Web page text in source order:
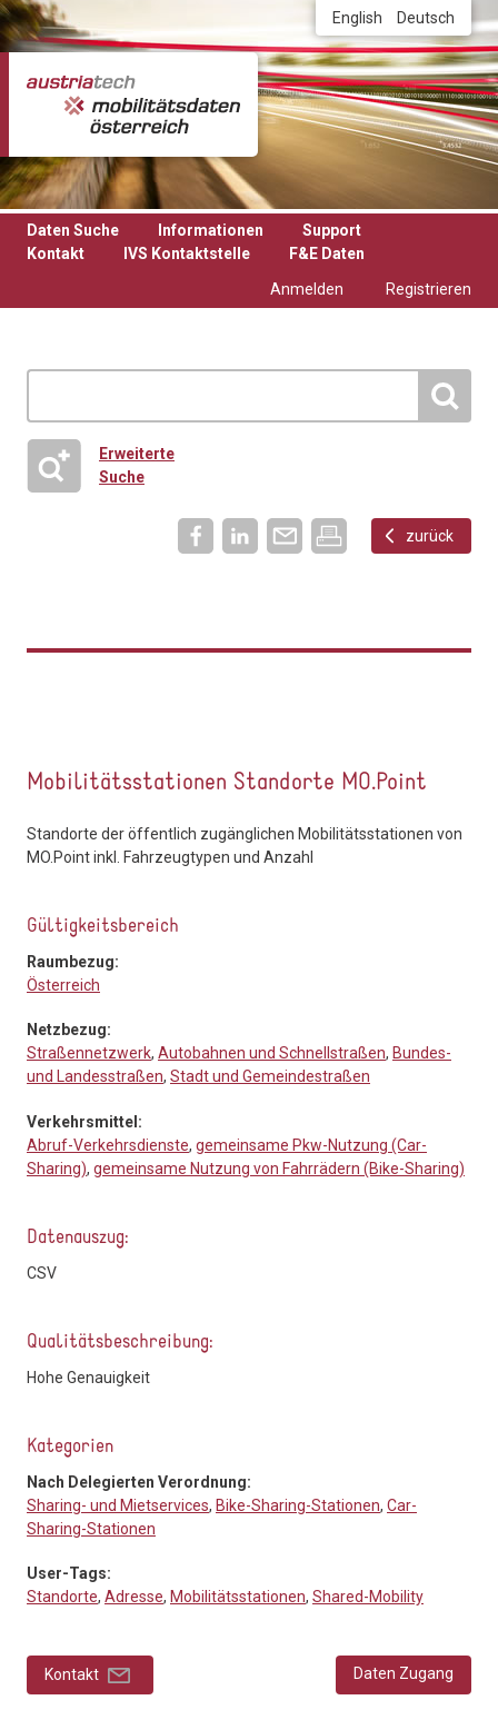
Direkt zum Inhalt English Deutsch
Daten Suche Informationen
Support
Kontakt
IVS Kontaktstelle
F&E Daten
Anmelden
Registrieren
Erweiterte
Suche
zurück
Mobilitätsstationen Standorte MO.Point
Standorte der öffentlich zugänglichen Mobilitätsstationen von
MO.Point inkl. Fahrzeugtypen und Anzahl
Gültigkeitsbereich
Raumbezug:
Österreich
Netzbezug:
Straßennetzwerk, Autobahnen und Schnellstraßen, Bundes-
und Landesstraßen, Stadt und Gemeindestraßen
Verkehrsmittel:
Abruf-Verkehrsdienste, gemeinsame Pkw-Nutzung (Car-
Sharing), gemeinsame Nutzung von Fahrrädern (Bike-Sharing)
Datenauszug:
CSV
Qualitätsbeschreibung:
Hohe Genauigkeit
Kategorien
Nach Delegierten Verordnung:
Sharing- und Mietservices, Bike-Sharing-Stationen, Car-
Sharing-Stationen
User-Tags:
Standorte, Adresse, Mobilitätsstationen, Shared-Mobility
Kontakt Daten Zugang